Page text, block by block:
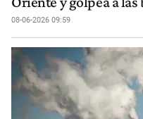
08-06-2026 09:59